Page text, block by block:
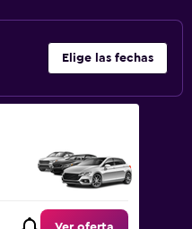
Elige las fechas